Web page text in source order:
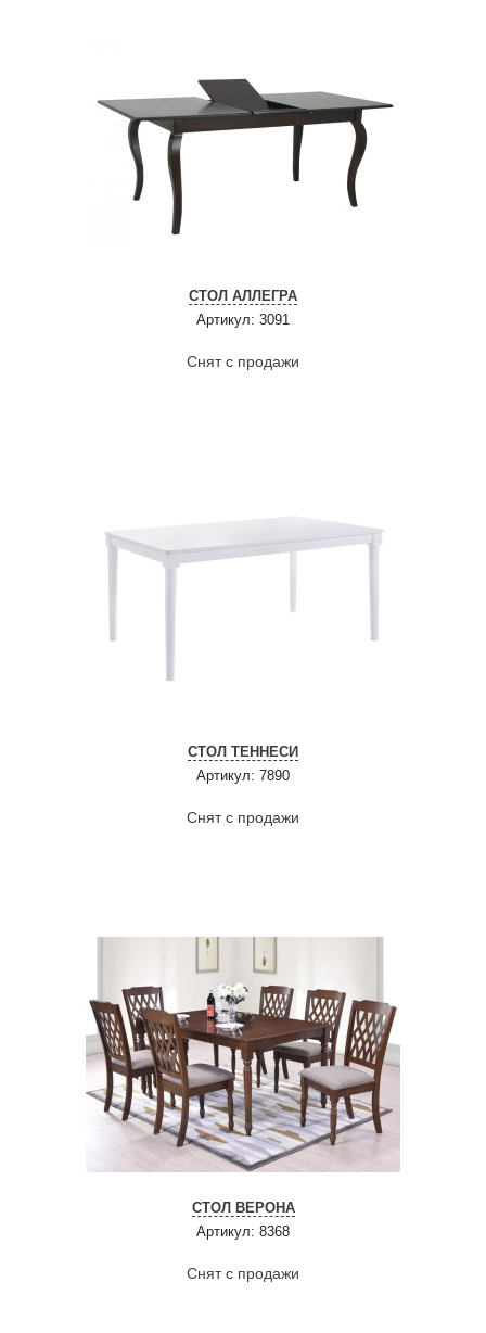
СТОЛ АЛЛЕГРА
Артикул: 3091
Снят с продажи
СТОЛ ТЕННЕСИ
Артикул: 7890
Снят с продажи
СТОЛ ВЕРОНА
Артикул: 8368
Снят с продажи